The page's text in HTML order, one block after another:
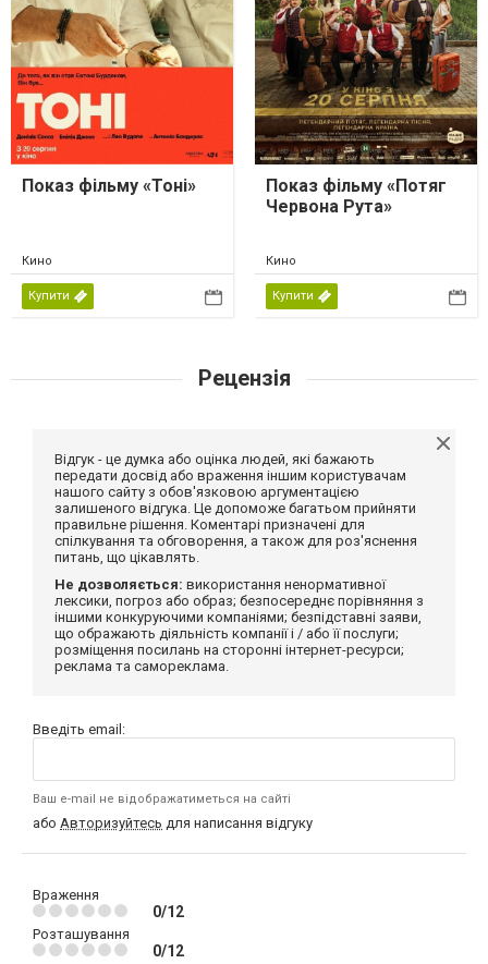
Показ фільму «Тоні»
Кино
Купити
Показ фільму «Потяг
Червона Рута»
Кино
Купити
Рецензія
Відгук - це думка або оцінка людей, які бажають
передати досвід або враження іншим користувачам
нашого сайту з обов'язковою аргументацією
залишеного відгука. Це допоможе багатьом прийняти
правильне рішення. Коментарі призначені для
спілкування та обговорення, а також для роз'яснення
питань, що цікавлять.
Не дозволяється: використання ненормативної
лексики, погроз або образ; безпосереднє порівняння з
іншими конкуруючими компаніями; безпідставні заяви,
що ображають діяльність компанії і / або її послуги;
розміщення посилань на сторонні інтернет-ресурси;
реклама та самореклама.
Введіть email:
Ваш e-mail не відображатиметься на сайті
або Авторизуйтесь для написання відгуку
Враження
0/12
Розташування
0/12